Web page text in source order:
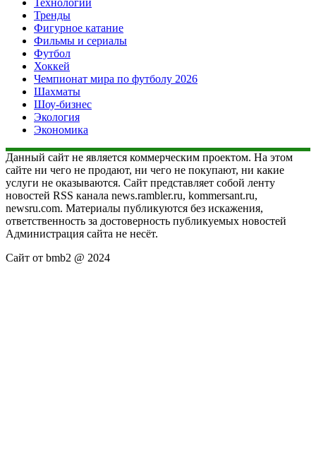
Тренды
Фигурное катание
Фильмы и сериалы
Футбол
Хоккей
Чемпионат мира по футболу 2026
Шахматы
Шоу-бизнес
Экология
Экономика
Данный сайт не является коммерческим проектом. На этом
сайте ни чего не продают, ни чего не покупают, ни какие
услуги не оказываются. Сайт представляет собой ленту
новостей RSS канала news.rambler.ru, kommersant.ru,
newsru.com. Материалы публикуются без искажения,
ответственность за достоверность публикуемых новостей
Администрация сайта не несёт.
Сайт от bmb2 @ 2024